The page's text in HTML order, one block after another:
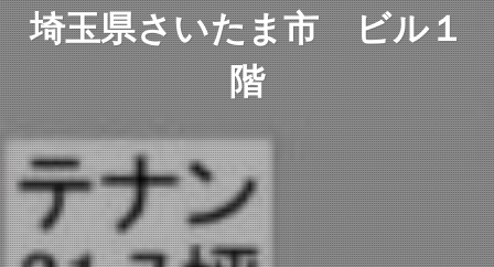
埼玉県さいたま市 ビル１
階